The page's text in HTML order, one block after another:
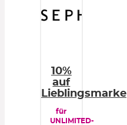
10%
auf
Lieblingsmarke
für
UNLIMITED-